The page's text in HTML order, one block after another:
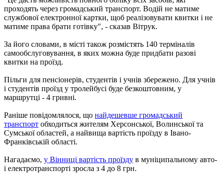
проходять через громадський транспорт. Водій не матиме
службової електронної картки, щоб реалізовувати квитки і не
матиме права брати готівку", - сказав Вітрук.
За його словами, в місті також розмістять 140 терміналів
самообслуговування, в яких можна буде придбати разові
квитки на проїзд.
Пільги для пенсіонерів, студентів і учнів збережено. Для учнів
і студентів проїзд у тролейбусі буде безкоштовним, у
маршрутці - 4 гривні.
Раніше повідомлялося, що найдешевше громадський
транспорт обходиться жителям Херсонської, Волинської та
Сумської областей, а найвища вартість проїзду в Івано-
Франківській області.
Нагадаємо, у Вінниці вартість проїзду в муніципальному авто-
і електротранспорті зросла з 4 до 8 грн.